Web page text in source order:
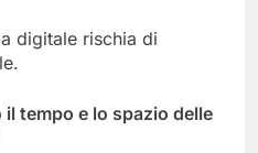
digitale rischia di
tempo e lo spazio delle